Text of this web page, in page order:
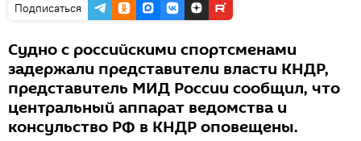
Подписаться
Судно с российскими спортсменами
задержали представители власти КНДР,
представитель МИД России сообщил, что
центральный аппарат ведомства и
консульство РФ в КНДР оповещены.